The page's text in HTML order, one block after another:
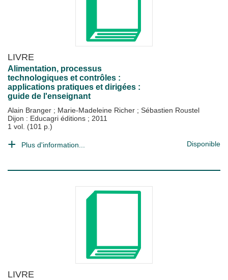
LIVRE
Alimentation, processus
technologiques et contrôles :
applications pratiques et dirigées :
guide de l'enseignant
Alain Branger ; Marie-Madeleine Richer ; Sébastien Roustel
Dijon : Educagri éditions ; 2011
1 vol. (101 p.)
Plus d'information... Disponible
LIVRE